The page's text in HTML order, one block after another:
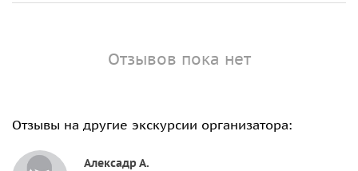
Отзывов пока нет
Отзывы на другие экскурсии организатора:
Алексадр А.